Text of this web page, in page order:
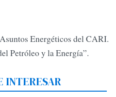
Energéticos del CARI.
Petróleo y la Energía”.
INTERESAR